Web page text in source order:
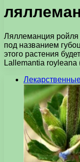
Ляллеманция ройля
под названием
этого растения
Lallemantia royleana